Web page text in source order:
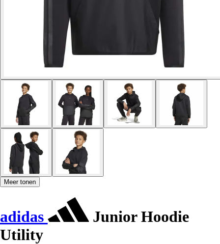
Meer tonen
adidas
Junior Hoodie
Utility